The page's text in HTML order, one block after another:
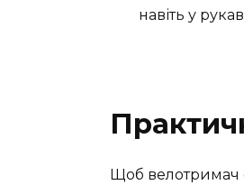
навіть у
Щоб велотримач